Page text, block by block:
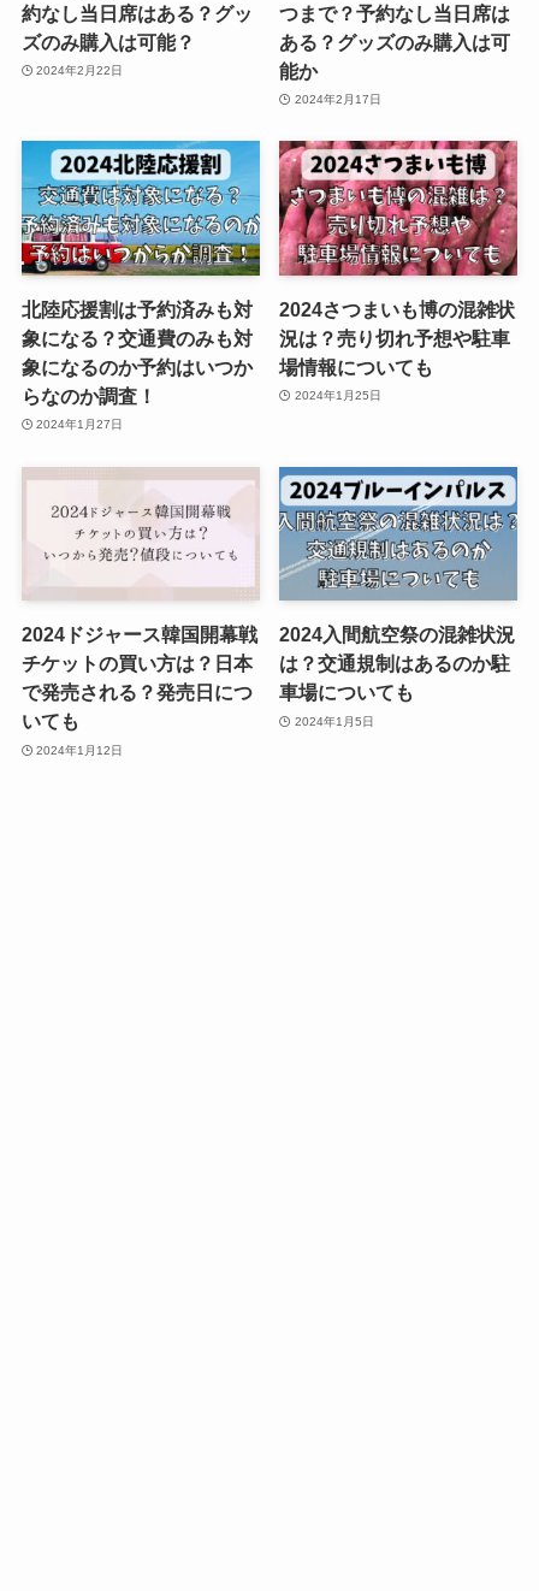
約なし当日席はある？グッ
ズのみ購入は可能？
2024年2月22日
つまで？予約なし当日席は
ある？グッズのみ購入は可
能か
2024年2月17日
北陸応援割は予約済みも対
象になる？交通費のみも対
象になるのか予約はいつか
らなのか調査！
2024年1月27日
2024さつまいも博の混雑状
況は？売り切れ予想や駐車
場情報についても
2024年1月25日
2024ドジャース韓国開幕戦
チケットの買い方は？日本
で発売される？発売日につ
いても
2024年1月12日
2024入間航空祭の混雑状況
は？交通規制はあるのか駐
車場についても
2024年1月5日